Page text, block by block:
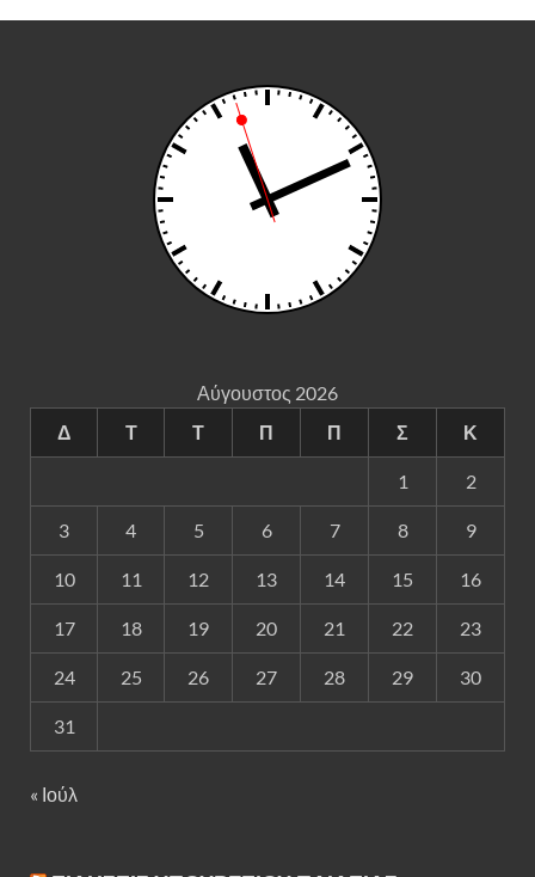
Αύγουστος 2026
Δ
Τ Τ Π Π Σ Κ
1 2
3 4 5 6 7 8 9
10 11 12 13 14 15 16
17 18 19 20 21 22 23
24 25 26 27 28 29 30
31
« Ιούλ